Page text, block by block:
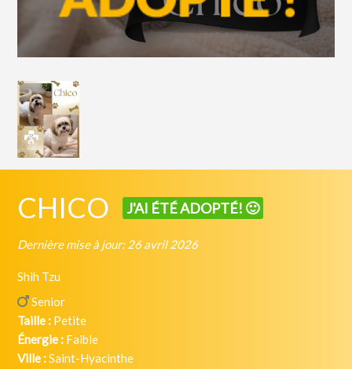
CHICO J'AI ÉTÉ ADOPTÉ! 🙂
Dernière mise à jour: 26 avril 2026
Shih Tzu
Senior
Taille : Petite
Énergie : Faible
Ville :Saint-Hyacinthe